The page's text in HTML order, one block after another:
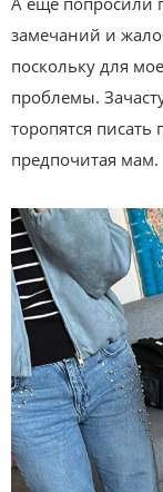
замечаний и
поскольку для
проблемы.
торопятся писать
предпочитая мам.